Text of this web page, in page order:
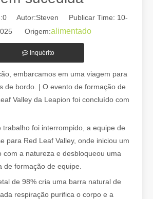
máquinas de corte de tubos a laser de
0 Autor:Steven Publicar Time: 10-
Origem:alimentado
Inquérito
embarcamos em uma viagem para
de bordo. | O evento de formação de
Valley da Leapion foi concluído com
trabalho foi interrompido, a equipe de
para Red Leaf Valley, onde iniciou um
com a natureza e desbloqueou uma
de formação de equipe.
de 98% cria uma barra natural de
respiração purifica o corpo e a